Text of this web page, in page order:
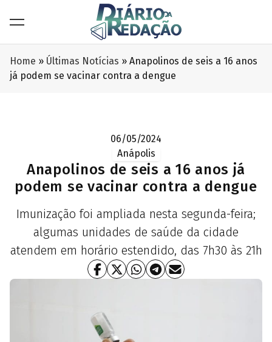
Home » Últimas Notícias » Anapolinos de seis a 16 anos
já podem se vacinar contra a dengue
06/05/2024
Anápolis
Anapolinos de seis a 16 anos já
podem se vacinar contra a dengue
Imunização foi ampliada nesta segunda-feira;
algumas unidades de saúde da cidade
atendem em horário estendido, das 7h30 às 21h